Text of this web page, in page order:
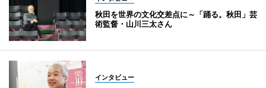
秋田を世界の文化交差点に～「踊る。秋田」芸
術監督・山川三太さん
インタビュー